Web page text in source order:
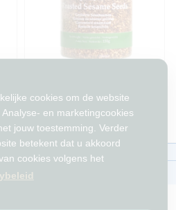
cookies om de website
en marketingcookies
jouw toestemming. Verder
betekent dat u akkoord
cookies volgens het
Op voorraad
Beleid
Tawfeer 2018-2026